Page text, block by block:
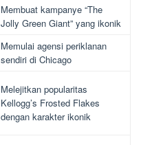
Membuat kampanye “The
Jolly Green Giant” yang ikonik
Memulai agensi periklanan
sendiri di Chicago
Melejitkan popularitas
Kellogg’s Frosted Flakes
dengan karakter ikonik